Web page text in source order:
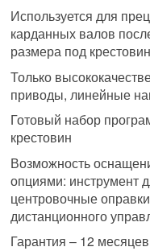
Используется для
карданных валов
размера под
Только
приводы, линейные
Готовый набор
крестовин
Возможность
опциями: инструмент
центровочные
дистанционного
Гарантия – 12 месяцев